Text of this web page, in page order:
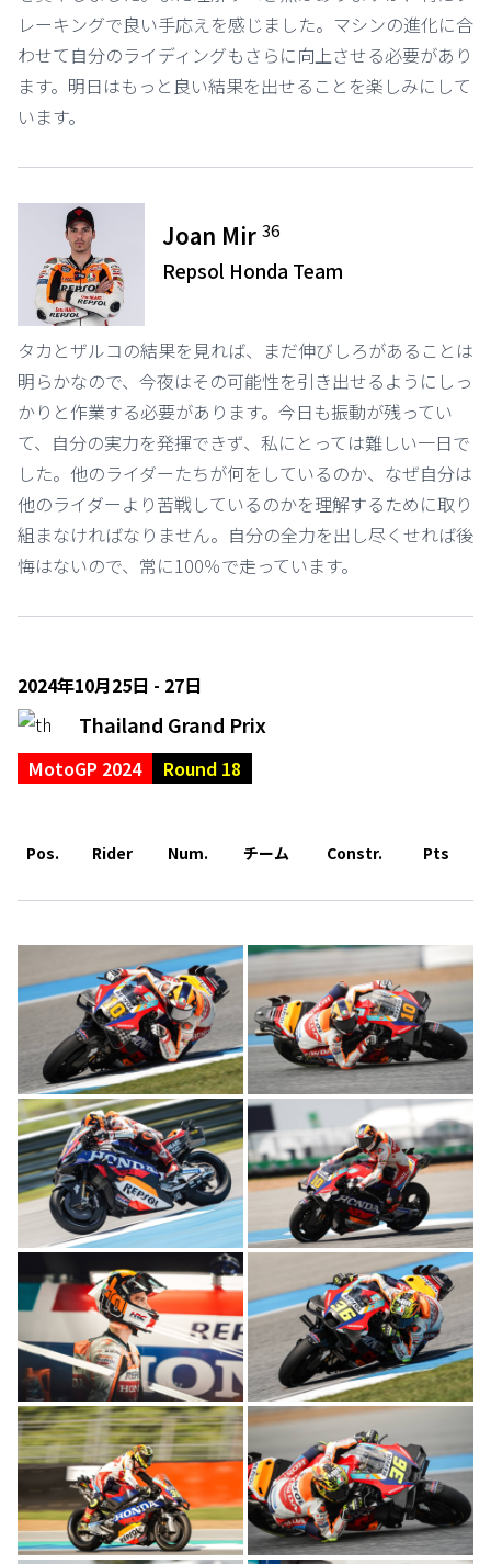
レーキングで良い手応えを感じました。マシンの進化に合
わせて自分のライディングもさらに向上させる必要があり
ます。明日はもっと良い結果を出せることを楽しみにして
います。
Joan Mir36
Repsol Honda Team
タカとザルコの結果を見れば、まだ伸びしろがあることは
明らかなので、今夜はその可能性を引き出せるようにしっ
かりと作業する必要があります。今日も振動が残ってい
て、自分の実力を発揮できず、私にとっては難しい一日で
した。他のライダーたちが何をしているのか、なぜ自分は
他のライダーより苦戦しているのかを理解するために取り
組まなければなりません。自分の全力を出し尽くせれば後
悔はないので、常に100％で走っています。
2024年10月25日 - 27日
Thailand Grand Prix
MotoGP 2024 Round 18
Pos. Rider Num. チーム Constr. Pts